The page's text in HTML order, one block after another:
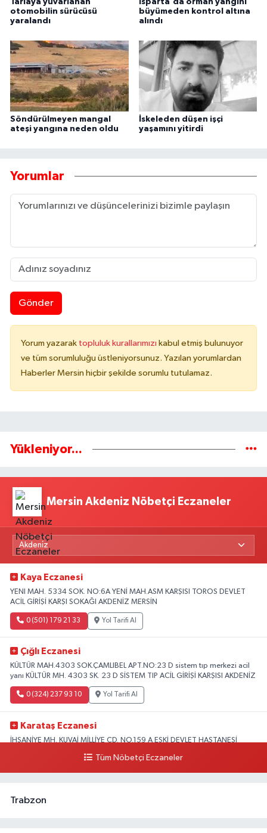
Tarlaya yuvarlanan
otomobilin sürücüsü
yaralandı
Isparta'da orman yangını
büyümeden kontrol altına
alındı
Söndürülmeyen mangal
ateşi yangına neden oldu
İskeleden düşen işçi
yaşamını yitirdi
Yorumlar
Gönder
Yorum yazarak topluluk kurallarımızı kabul etmiş bulunuyor
ve tüm sorumluluğu üstleniyorsunuz. Yazılan yorumlardan
Haberler Mersin hiçbir şekilde sorumlu tutulamaz.
Yükleniyor...
Mersin Akdeniz Nöbetçi Eczaneler
Kaya Eczanesi
YENI MAH. 5334 SOK. NO:6A YENİ MAH.ASM KARŞISI TOROS DEVLET
ACİL GİRİŞİ KARŞI SOKAĞI AKDENİZ MERSİN
0 (501) 179 21 33 Yol Tarifi Al
Çığlı Eczanesi
KÜLTÜR MAH.4303 SOK.ÇAMLIBEL APT.NO:23 D sistem tıp merkezi acil
yanı KÜLTÜR MH. 4303 SK. 23 D SİSTEM TIP ACİL GİRİŞİ KARŞISI AKDENİZ
0 (324) 237 93 10 Yol Tarifi Al
Karataş Eczanesi
İHSANİYE MH. KUVAİ MİLLİYE CD. NO.159 A ESKİ DEVLET HASTANESİ
Tüm Nöbetçi Eczaneler
Trabzon